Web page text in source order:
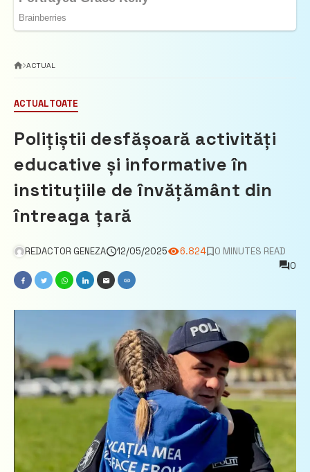
ACTUAL
ACTUALTOATE
Polițiștii desfășoară activități
educative și informative în
instituțiile de învățământ din
întreaga țară
REDACTOR GENEZA 12/05/2025 6.824
0 MINUTES READ
0